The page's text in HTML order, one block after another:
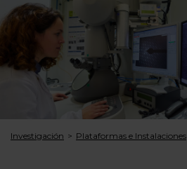
Investigación Plataformas e Instalaciones